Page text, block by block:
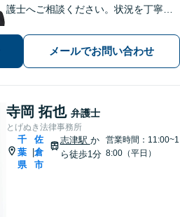
護士へご相談ください。状況を丁寧に
ます。弁護士があなたの権利を守るた
め、誠実にサポート。 【刑事・事故・
相続・労災・離婚・不動産・企業法
務】
メールでお問い合わせ
寺岡 拓也 弁護士
とげぬき法律事務所
千
葉
県
佐
倉
市
志津駅 か
ら徒歩1分
営業時間：11:00~1
8:00（平日）